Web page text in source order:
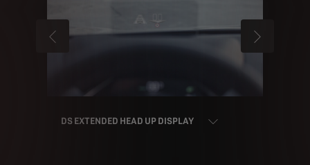
ANTERIOR
DS EXTENDED HEAD UP DISPLAY
SIGUIENTE